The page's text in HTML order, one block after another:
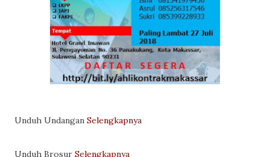
Unduh Undangan Selengkapnya
Unduh Brosur Selengkapnya